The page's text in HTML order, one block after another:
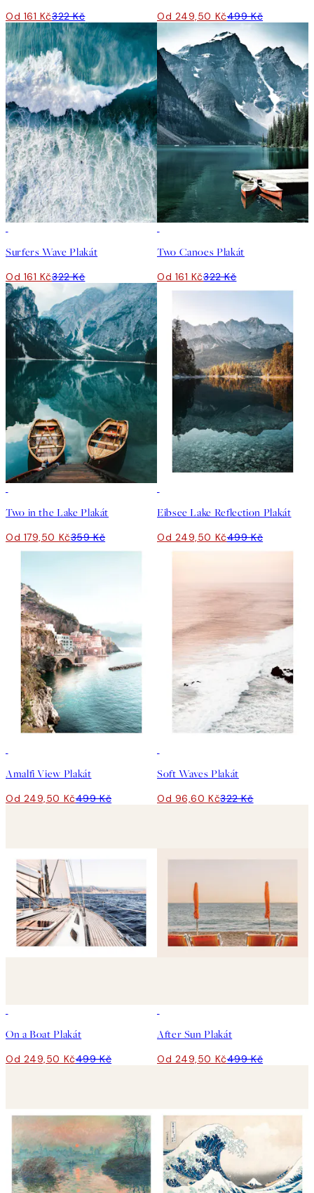
Od 161 Kč322 Kč Od 249,50 Kč499 Kč
Surfers Wave Plakát
Od 161 Kč322 Kč
Two Canoes Plakát
Od 161 Kč322 Kč
Two in the Lake Plakát
Od 179,50 Kč359 Kč
Eibsee Lake Reflection Plakát
Od 249,50 Kč499 Kč
Amalfi View Plakát
Od 249,50 Kč499 Kč
Soft Waves Plakát
Od 96,60 Kč322 Kč
On a Boat Plakát
Od 249,50 Kč499 Kč
After Sun Plakát
Od 249,50 Kč499 Kč